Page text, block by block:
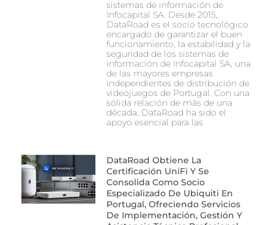
sistemas de información de
Infocapital SA. Desde 2015,
DataRoad es el socio tecnológico
encargado de garantizar el buen
funcionamiento, la estabilidad y la
seguridad de los sistemas de
información de Infocapital SA, una
de las mayores empresas
independientes de distribución de
videojuegos de Portugal. Con una
sólida relación de más de una
década, DataRoad ha sido el
apoyo esencial para las
DataRoad Obtiene La
Certificación UniFi Y Se
Consolida Como Socio
Especializado De Ubiquiti En
Portugal, Ofreciendo Servicios
De Implementación, Gestión Y